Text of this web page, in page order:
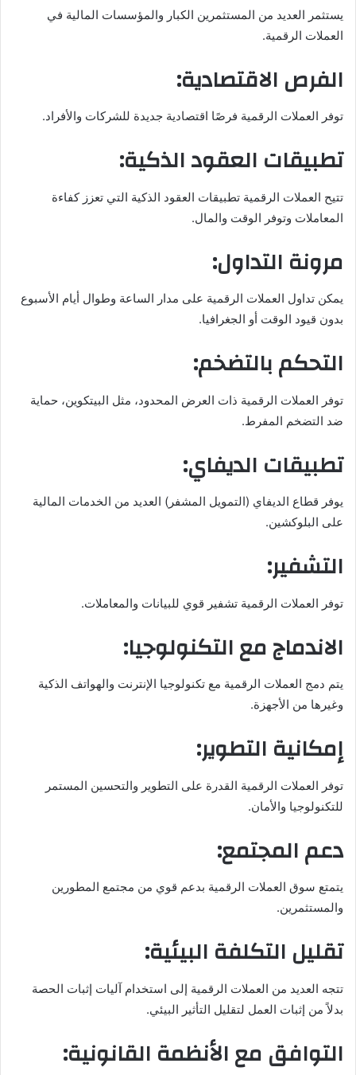
يستثمر العديد من المستثمرين الكبار والمؤسسات المالية في
العملات الرقمية.
الفرص الاقتصادية:
توفر العملات الرقمية فرصًا اقتصادية جديدة للشركات والأفراد.
تطبيقات العقود الذكية:
تتيح العملات الرقمية تطبيقات العقود الذكية التي تعزز كفاءة
المعاملات وتوفر الوقت والمال.
مرونة التداول:
يمكن تداول العملات الرقمية على مدار الساعة وطوال أيام الأسبوع
بدون قيود الوقت أو الجغرافيا.
التحكم بالتضخم:
توفر العملات الرقمية ذات العرض المحدود، مثل البيتكوين، حماية
ضد التضخم المفرط.
تطبيقات الديفاي:
يوفر قطاع الديفاي (التمويل المشفر) العديد من الخدمات المالية
على البلوكشين.
التشفير:
توفر العملات الرقمية تشفير قوي للبيانات والمعاملات.
الاندماج مع التكنولوجيا:
يتم دمج العملات الرقمية مع تكنولوجيا الإنترنت والهواتف الذكية
وغيرها من الأجهزة.
إمكانية التطوير:
توفر العملات الرقمية القدرة على التطوير والتحسين المستمر
للتكنولوجيا والأمان.
دعم المجتمع:
يتمتع سوق العملات الرقمية بدعم قوي من مجتمع المطورين
والمستثمرين.
تقليل التكلفة البيئية:
تتجه العديد من العملات الرقمية إلى استخدام آليات إثبات الحصة
بدلاً من إثبات العمل لتقليل التأثير البيئي.
التوافق مع الأنظمة القانونية: